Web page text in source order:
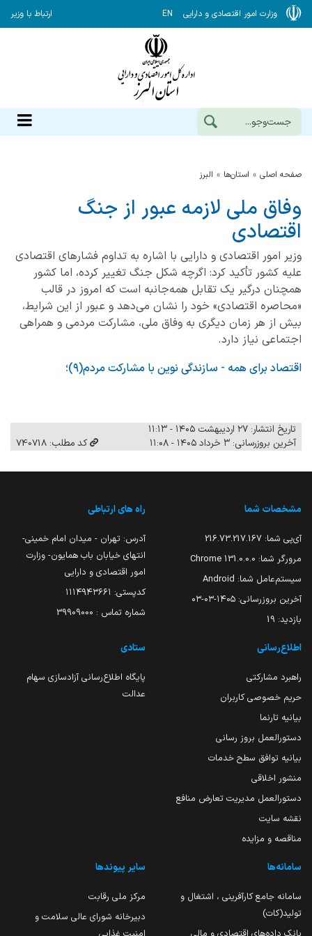
وزارت امور اقتصادی و دارایی EN ارتباط با وزیر
صفحه اصلی استان‌ها البرز
وفاق ملی لازمه‌ عبور از جنگ
اقتصادی
وزیر امور اقتصادی و دارایی با اشاره به تداوم فشارهای اقتصادی
علیه کشور تأکید کرد: اگرچه شکل جنگ تغییر کرده، اما کشور
همچنان درگیر یک تقابل همه‌جانبه است که امروز در قالب
«محاصره اقتصادی» خود را نشان می‌دهد و عبور از این شرایط،
بیش از هر زمان دیگری به وفاق ملی، مشارکت مردمی و همراهی
اجتماعی نیاز دارد.
اقتصاد برای همه - سازندگی نوین با مشارکت مردم(۹)؛
تاریخ انتشار: ۲۷ اردیبهشت ۱۴۰۵ - ۱۱:۱۳
آخرین بروزرسانی: ۳ خرداد ۱۴۰۵ - ۱۱:۰۸
کد مطلب: 740718
مشخصات شما
آی‌پی شما: 216.73.217.167
مرورگر شما: 131.0.0.0 Chrome
سیستم‌عامل شما: Android
آخرین بروزرسانی: ۱۴۰۵-۰۳-۰۳
بازدید: 19
راه های ارتباطی
آدرس: تهران - میدان امام خمینی-
انتهای خیابان باب همایون- وزارت
امور اقتصادی و دارایی
کدپستی: ۱۱۱۴۹۴۳۶۶۱
شماره تماس : 39909000
اطلاع‌رسانی
راهبرد مشارکتی
حریم خصوصی کاربران
بیانیه تارنما
دستورالعمل بروز رسانی
بیانیه توافق سطح خدمات
منشور اخلاقی
دستورالعمل مدیریت تعارض منافع
نقشه سایت
مناقصه و مزایده
ستادی
پایگاه اطلاع‌رسانی آزادسازی سهام
عدالت
سامانه‌ها
سامانه جامع کارآفرینی ، اشتغال و
تولید(کات)
سایر پیوندها
مرکز ملی رقابت
دبیرخانه شورای عالی سلامت و